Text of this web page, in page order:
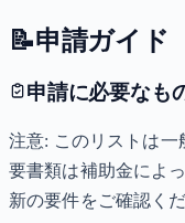
📝申請ガイド
申請に必要なも
注意: このリストは
要書類は補助金によ
新の要件をご確認くだ